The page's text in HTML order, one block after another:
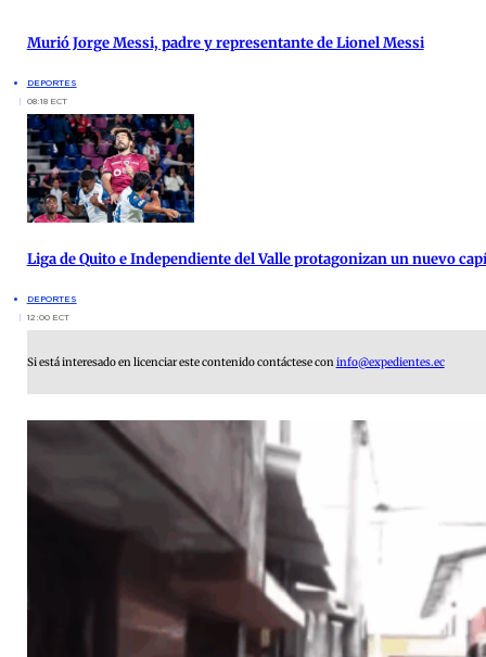
Murió Jorge Messi, padre y representante de Lionel Messi
DEPORTES
08:18 ECT
Liga de Quito e Independiente del Valle protagonizan un nuevo
DEPORTES
12:00 ECT
Si está interesado en licenciar este contenido contáctese coninfo@expedientes.ec